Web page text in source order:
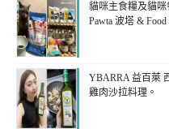
貓咪主食糧及貓咪
Pawta 波塔 &
YBARRA 益百萊
雞肉沙拉料理。